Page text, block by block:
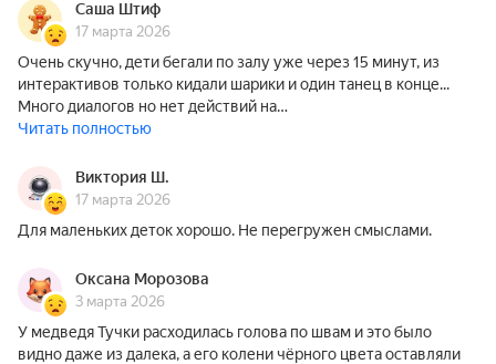
Саша Штиф
17 марта 2026
Очень скучно, дети бегали по залу уже через 15 минут, из
интерактивов только кидали шарики и один танец в конце...
Много диалогов но нет действий на…
Читать полностью
Виктория Ш.
17 марта 2026
Для маленьких деток хорошо. Не перегружен смыслами.
Оксана Морозова
3 марта 2026
У медведя Тучки расходилась голова по швам и это было
видно даже из далека, а его колени чёрного цвета оставляли